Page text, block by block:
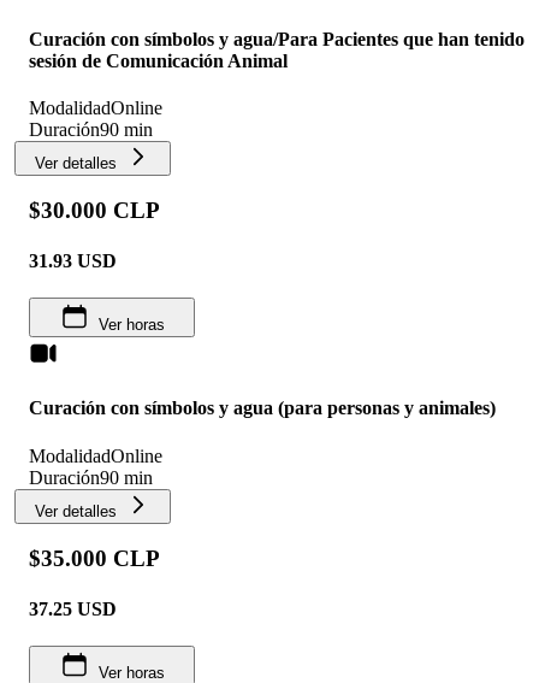
Curación con símbolos y agua/Para Pacientes que han tenido
sesión de Comunicación Animal
ModalidadOnline
Duración90 min
Ver detalles
$30.000 CLP
31.93 USD
Ver horas
Curación con símbolos y agua (para personas y animales)
ModalidadOnline
Duración90 min
Ver detalles
$35.000 CLP
37.25 USD
Ver horas